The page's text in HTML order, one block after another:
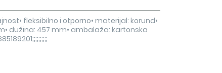
fleksibilno i otporno• materijal: korund•
dužina: 457 mm• ambalaža: kartonska